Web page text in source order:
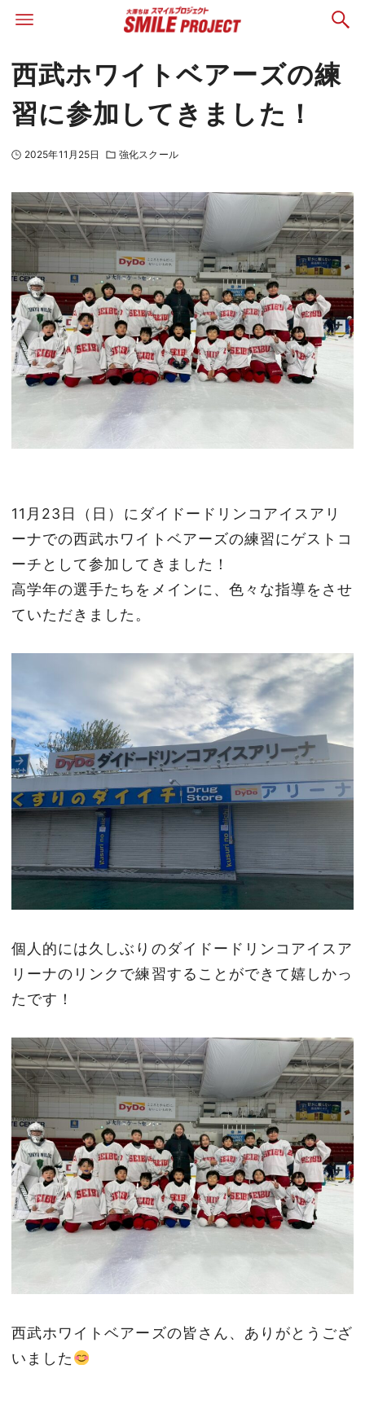
西武ホワイトベアーズの練
習に参加してきました！
2025年11月25日 強化スクール
11月23日（日）にダイドードリンコアイスアリ
ーナでの西武ホワイトベアーズの練習にゲストコ
ーチとして参加してきました！
高学年の選手たちをメインに、色々な指導をさせ
ていただきました。
個人的には久しぶりのダイドードリンコアイスア
リーナのリンクで練習することができて嬉しかっ
たです！
西武ホワイトベアーズの皆さん、ありがとうござ
いました